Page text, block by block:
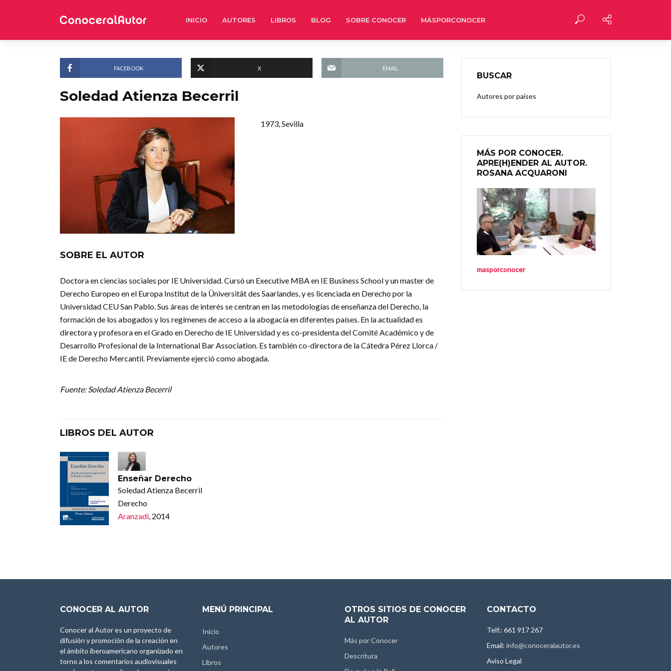
INICIO AUTORES LIBROS BLOG SOBRE CONOCER MÁSPORCONOCER
FACEBOOK X EMAIL
Soledad Atienza Becerril
1973, Sevilla
SOBRE EL AUTOR
Doctora en ciencias sociales por IE Universidad. Cursó un Executive MBA en IE Business School y un master de
Derecho Europeo en el Europa Institut de la Üniversität des Saarlandes, y es licenciada en Derecho por la
Universidad CEU San Pablo. Sus áreas de interés se centran en las metodologías de enseñanza del Derecho, la
formación de los abogados y los regímenes de acceso a la abogacía en diferentes países. En la actualidad es
directora y profesora en el Grado en Derecho de IE Universidad y es co-presidenta del Comité Académico y de
Desarrollo Profesional de la International Bar Association. Es también co-directora de la Cátedra Pérez Llorca /
IE de Derecho Mercantil. Previamente ejerció como abogada.
Fuente: Soledad Atienza Becerril
LIBROS DEL AUTOR
Enseñar Derecho
Soledad Atienza Becerril
Derecho
Aranzadi, 2014
BUSCAR
Autores por países
MÁS POR CONOCER.
APRE(H)ENDER AL AUTOR.
ROSANA ACQUARONI
masporconocer
CONOCER AL AUTOR
Conocer al Autor es un proyecto de
difusión y promoción de la creación en
el ámbito iberoamericano organizado en
torno a los comentarios audiovisuales
MENÚ PRINCIPAL
Inicio
Autores
Libros
OTROS SITIOS DE CONOCER
AL AUTOR
Más por Conocer
Descritura
CONTACTO
Telf.: 661 917 267
Email: info@conoceralautor.es
Aviso Legal